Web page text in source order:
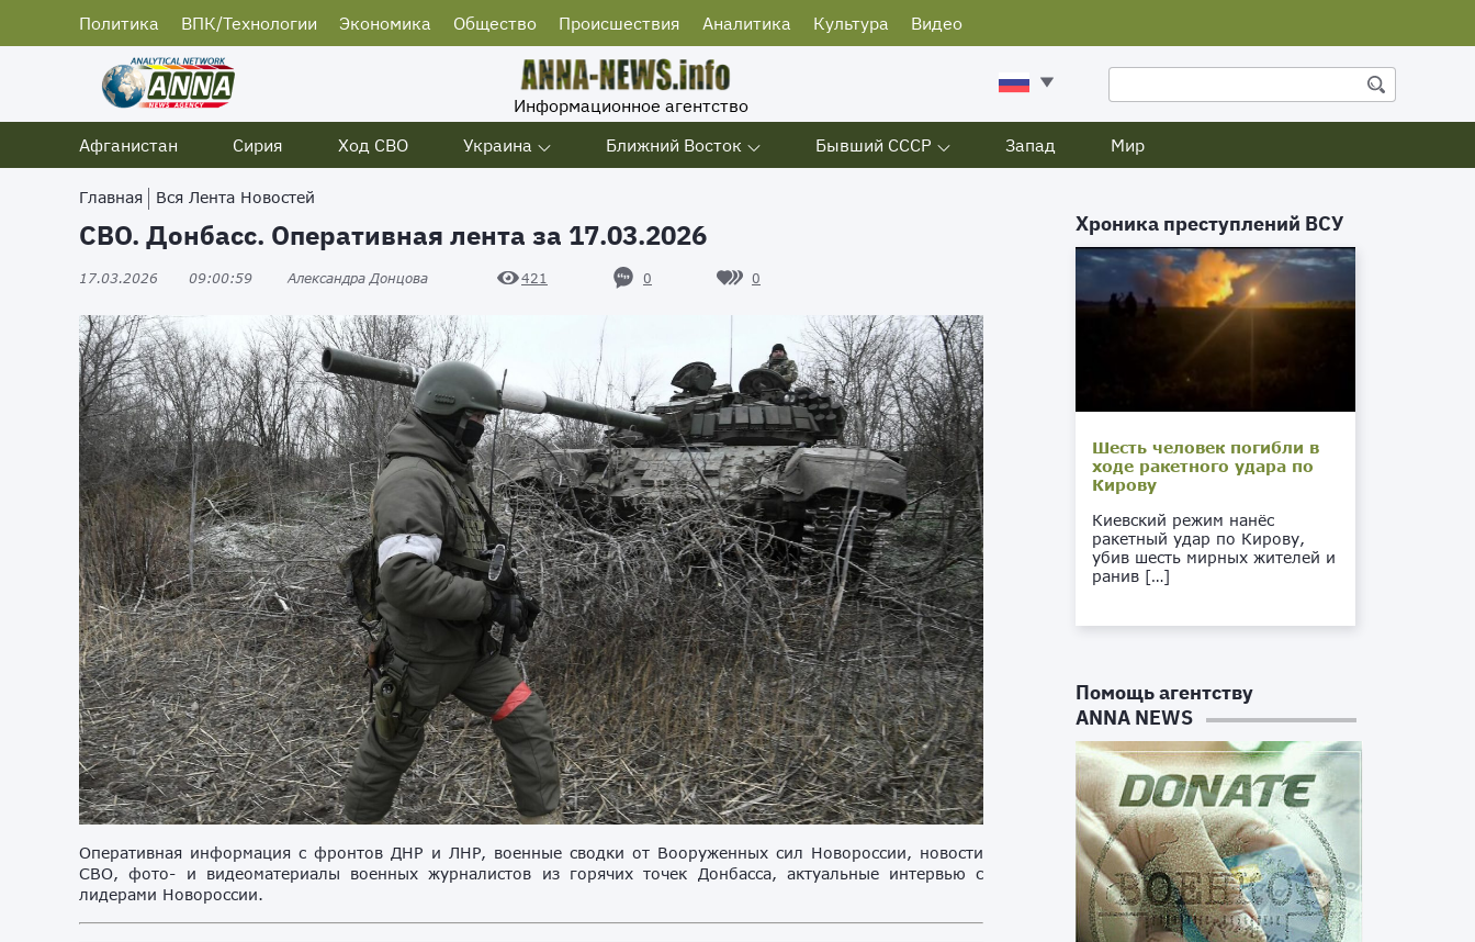
Политика ВПК/Технологии Экономика Общество Происшествия Аналитика Культура Видео
Информационное агентство
Афганистан
Сирия Ход СВО Украина Ближний Восток Бывший СССР Запад Мир
Главная Вся Лента Новостей
СВО. Донбасс. Оперативная лента за 17.03.2026
17.03.2026 09:00:59 Александра Донцова 421 0 0
Оперативная информация с фронтов ДНР и ЛНР, военные сводки от Вооруженных сил Новороссии, новости
СВО, фото- и видеоматериалы военных журналистов из горячих точек Донбасса, актуальные интервью с
лидерами Новороссии.
Хроника преступлений ВСУ
Шесть человек погибли в
ходе ракетного удара по
Кирову
Киевский режим нанёс
ракетный удар по Кирову,
убив шесть мирных жителей и
ранив […]
Помощь агентству
ANNA NEWS